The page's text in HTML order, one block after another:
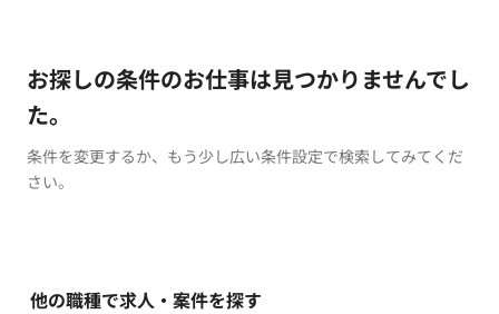
お探しの条件のお仕事は見つかりませんでし
た。
条件を変更するか、もう少し広い条件設定で検索してみてくだ
さい。
他の職種で求人・案件を探す